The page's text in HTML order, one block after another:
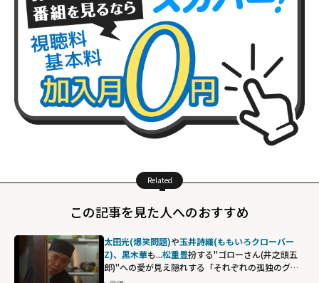
Related
この記事を見た人へのおすすめ
太田光(爆笑問題)や玉井詩織(ももいろクローバー
Z)、 黒木華も...松重豊扮する"ゴローさん(井之頭五
郎)"への愛が見え隠れする「それぞれの孤独のグル
メ」